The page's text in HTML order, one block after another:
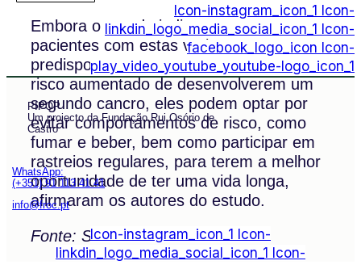
Embora o estudo indique que os
pacientes com estas variantes
predisponentes ao cancro correm um
risco aumentado de desenvolverem um
segundo cancro, eles podem optar por
evitar comportamentos de risco, como
fumar e beber, bem como participar em
rastreios regulares, para terem a melhor
oportunidade de ter uma vida longa,
afirmaram os autores do estudo.
Fonte: St. Jude
Icon-instagram_icon_1
Icon-
linkdin_logo_media_social_icon_1
Icon-
facebook_logo_icon Icon-
play_video_youtube_youtube-logo_icon_1
PIPOP
Um projecto da Fundação Rui Osório de
Castro
WhatsApp:
(+351) 91 113 41 41
info@froc.pt
Icon-instagram_icon_1
Icon-
linkdin_logo_media_social_icon_1
Icon-